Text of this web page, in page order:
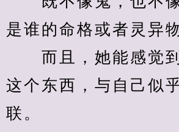
是谁的命格或者灵异
而且，她能感觉到
这个东西，与自己似
联。